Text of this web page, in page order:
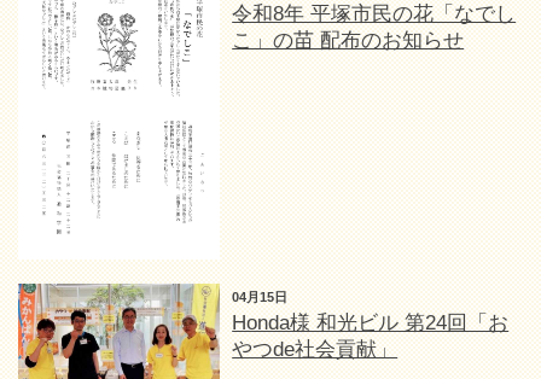
令和8年 平塚市民の花「なでし
こ」の苗 配布のお知らせ
04月15日
Honda様 和光ビル 第24回「お
やつde社会貢献」